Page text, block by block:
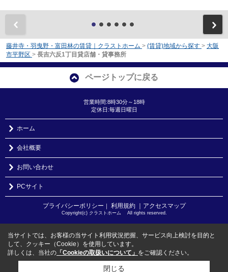
藤井寺・羽曳野・富田林の賃貸｜クラストホーム > (賃貸)地域から探す > 大阪
市平野区 > 長吉六反1丁目貸店舗・貸事務所
ページトップに戻る
営業時間:8時30分～18時
定休日:毎週日曜日
ホーム
会社概要
お問い合わせ
PCサイト
プライバシーポリシー 利用規約 ｜アクセスマップ
Copyright(c) クラストホーム All rights reserved.
当サイトでは、お客様の当サイト利用状況把握、サービス向上検討を目的と
して、クッキー（Cookie）を使用しています。
詳しくは、当社の 「Cookieの取扱いについて」 をご確認ください。
閉じる